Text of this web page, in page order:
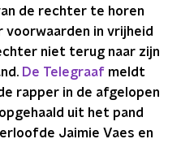
de rechter te horen
in vrijheid
niet terug naar zijn
De Telegraaf meldt
rapper in de afgelopen
uit het pand
Jaimie Vaes en